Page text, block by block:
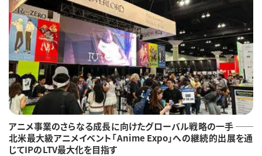
アニメ事業のさらなる成長に向けたグローバル戦略の一手 ──
北米最大級アニメイベント「Anime Expo」への継続的出展を通
じてIPのLTV最大化を目指す